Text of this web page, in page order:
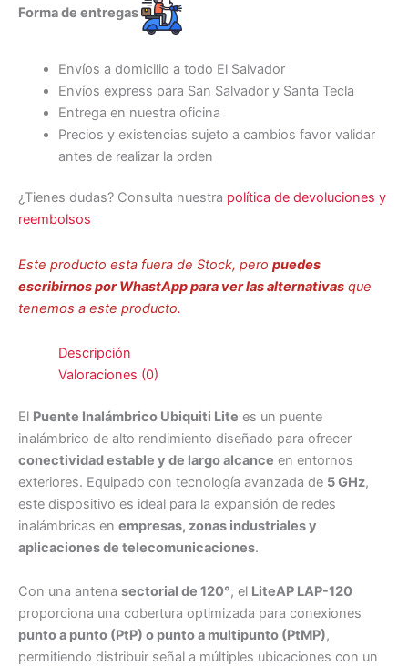
Forma de entregas
Envíos a domicilio a todo El Salvador
Envíos express para San Salvador y Santa Tecla
Entrega en nuestra oficina
Precios y existencias sujeto a cambios favor validar
antes de realizar la orden
¿Tienes dudas? Consulta nuestra política de devoluciones y
reembolsos
Este producto esta fuera de Stock, pero puedes
escribirnos por WhastApp para ver las alternativas que
tenemos a este producto.
Descripción
Valoraciones (0)
El Puente Inalámbrico Ubiquiti Lite es un puente
inalámbrico de alto rendimiento diseñado para ofrecer
conectividad estable y de largo alcance en entornos
exteriores. Equipado con tecnología avanzada de 5 GHz,
este dispositivo es ideal para la expansión de redes
inalámbricas en empresas, zonas industriales y
aplicaciones de telecomunicaciones.
Con una antena sectorial de 120°, el LiteAP LAP-120
proporciona una cobertura optimizada para conexiones
punto a punto (PtP) o punto a multipunto (PtMP),
permitiendo distribuir señal a múltiples ubicaciones con un